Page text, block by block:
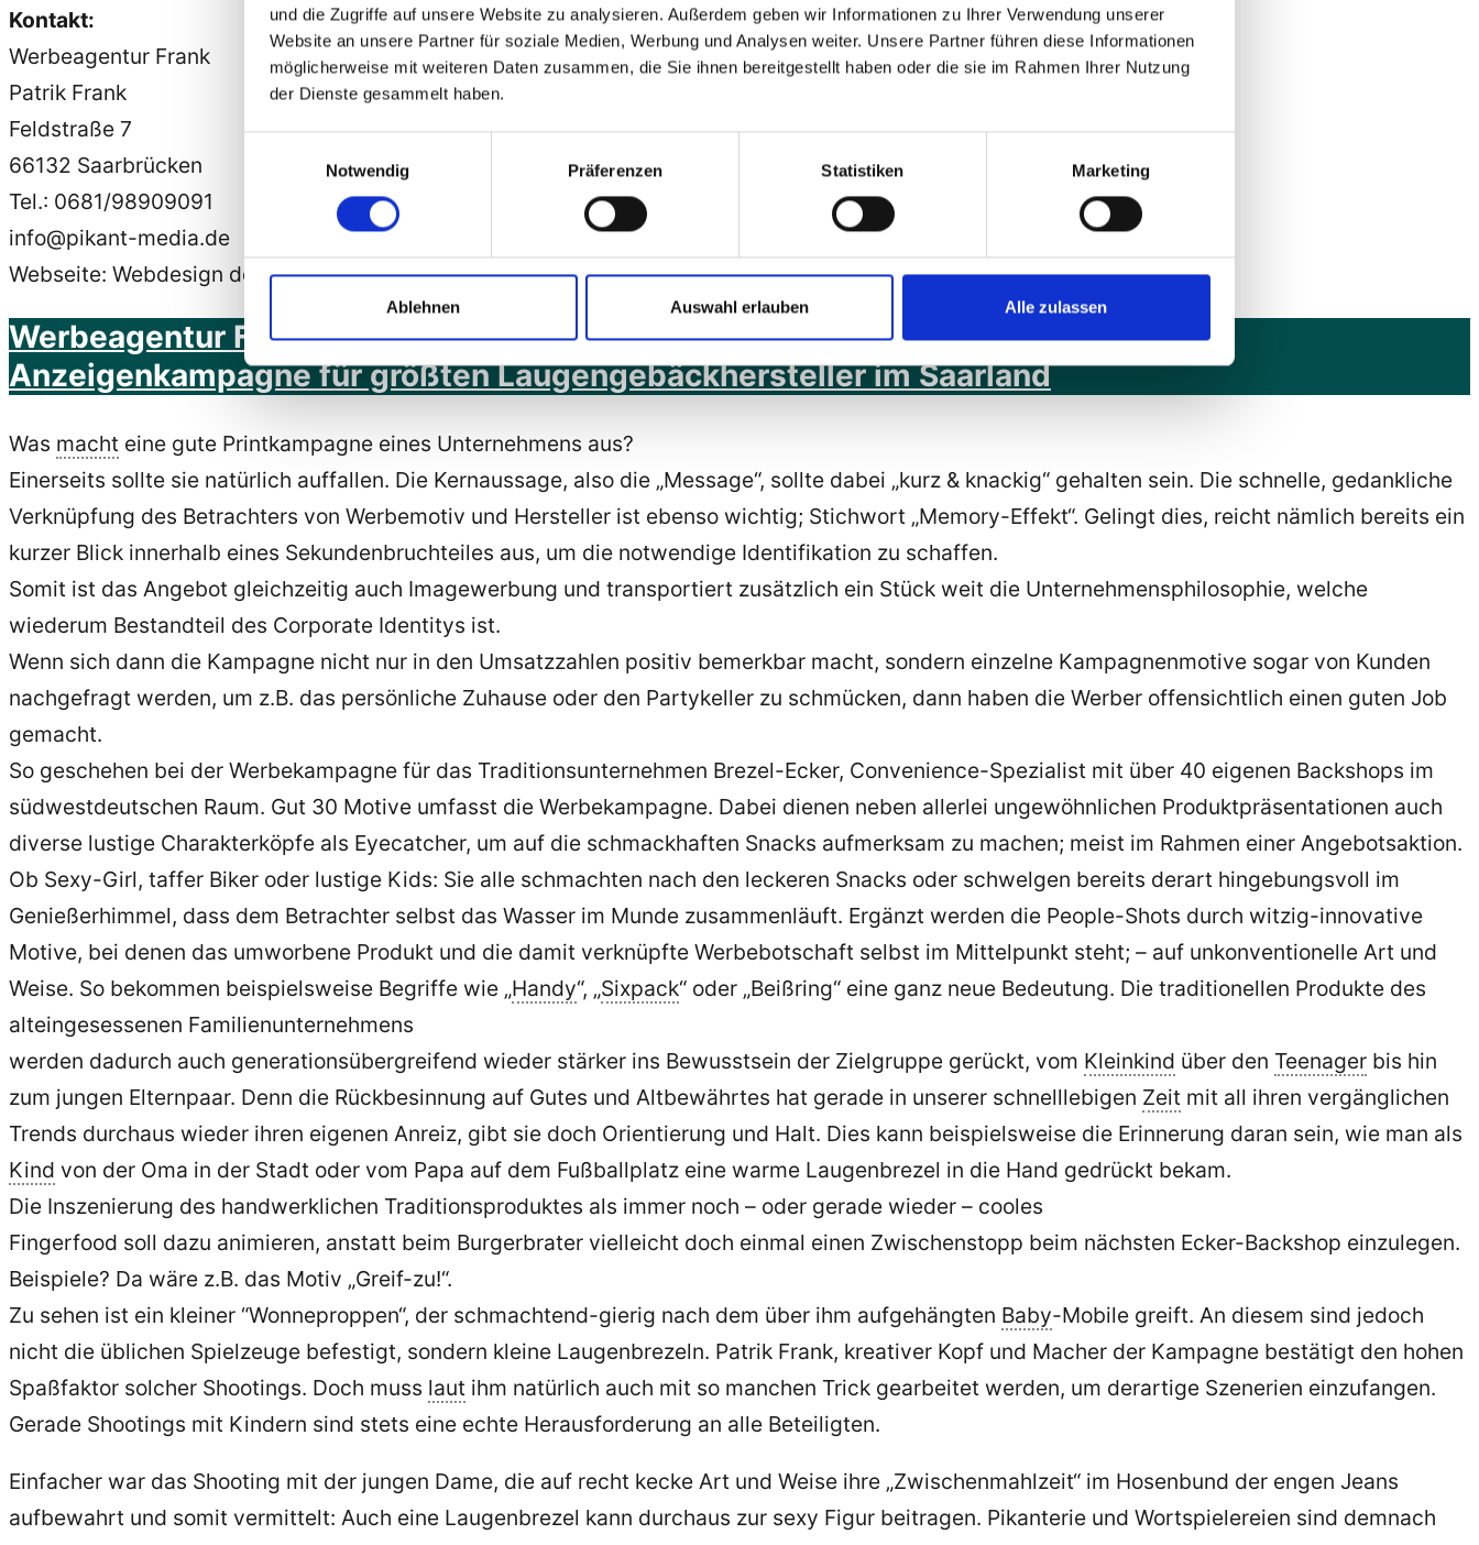
und die Zugriffe auf unsere Website zu analysieren. Außerdem geben wir Informationen zu Ihrer Verwendung unserer
Website an unsere Partner für soziale Medien, Werbung und Analysen weiter. Unsere Partner führen diese Informationen
möglicherweise mit weiteren Daten zusammen, die Sie ihnen bereitgestellt haben oder die sie im Rahmen Ihrer Nutzung
der Dienste gesammelt haben.
Notwendig
Präferenzen Statistiken Marketing
Ablehnen Auswahl erlauben Alle zulassen
Kontakt:
Werbeagentur Frank
Patrik Frank
Feldstraße 7
66132 Saarbrücken
Tel.: 0681/98909091
info@pikant-media.de
Webseite: Webdesign der Werbeagentur Frank aus Saarbrücken im Saarland
Werbeagentur Frank aus Saarbrücken präsentiert auf pikant-media innovative
Anzeigenkampagne für größten Laugengebäckhersteller im Saarland
Was macht eine gute Printkampagne eines Unternehmens aus?
Einerseits sollte sie natürlich auffallen. Die Kernaussage, also die „Message“, sollte dabei „kurz & knackig“ gehalten sein. Die schnelle, gedankliche
Verknüpfung des Betrachters von Werbemotiv und Hersteller ist ebenso wichtig; Stichwort „Memory-Effekt“. Gelingt dies, reicht nämlich bereits ein
kurzer Blick innerhalb eines Sekundenbruchteiles aus, um die notwendige Identifikation zu schaffen.
Somit ist das Angebot gleichzeitig auch Imagewerbung und transportiert zusätzlich ein Stück weit die Unternehmensphilosophie, welche
wiederum Bestandteil des Corporate Identitys ist.
Wenn sich dann die Kampagne nicht nur in den Umsatzzahlen positiv bemerkbar macht, sondern einzelne Kampagnenmotive sogar von Kunden
nachgefragt werden, um z.B. das persönliche Zuhause oder den Partykeller zu schmücken, dann haben die Werber offensichtlich einen guten Job
gemacht.
So geschehen bei der Werbekampagne für das Traditionsunternehmen Brezel-Ecker, Convenience-Spezialist mit über 40 eigenen Backshops im
südwestdeutschen Raum. Gut 30 Motive umfasst die Werbekampagne. Dabei dienen neben allerlei ungewöhnlichen Produktpräsentationen auch
diverse lustige Charakterköpfe als Eyecatcher, um auf die schmackhaften Snacks aufmerksam zu machen; meist im Rahmen einer Angebotsaktion.
Ob Sexy-Girl, taffer Biker oder lustige Kids: Sie alle schmachten nach den leckeren Snacks oder schwelgen bereits derart hingebungsvoll im
Genießerhimmel, dass dem Betrachter selbst das Wasser im Munde zusammenläuft. Ergänzt werden die People-Shots durch witzig-innovative
Motive, bei denen das umworbene Produkt und die damit verknüpfte Werbebotschaft selbst im Mittelpunkt steht; – auf unkonventionelle Art und
Weise. So bekommen beispielsweise Begriffe wie „Handy“, „Sixpack“ oder „Beißring“ eine ganz neue Bedeutung. Die traditionellen Produkte des
alteingesessenen Familienunternehmens
werden dadurch auch generationsübergreifend wieder stärker ins Bewusstsein der Zielgruppe gerückt, vom Kleinkind über den Teenager bis hin
zum jungen Elternpaar. Denn die Rückbesinnung auf Gutes und Altbewährtes hat gerade in unserer schnelllebigen Zeit mit all ihren vergänglichen
Trends durchaus wieder ihren eigenen Anreiz, gibt sie doch Orientierung und Halt. Dies kann beispielsweise die Erinnerung daran sein, wie man als
Kind von der Oma in der Stadt oder vom Papa auf dem Fußballplatz eine warme Laugenbrezel in die Hand gedrückt bekam.
Die Inszenierung des handwerklichen Traditionsproduktes als immer noch – oder gerade wieder – cooles
Fingerfood soll dazu animieren, anstatt beim Burgerbrater vielleicht doch einmal einen Zwischenstopp beim nächsten Ecker-Backshop einzulegen.
Beispiele? Da wäre z.B. das Motiv „Greif-zu!“.
Zu sehen ist ein kleiner “Wonneproppen“, der schmachtend-gierig nach dem über ihm aufgehängten Baby-Mobile greift. An diesem sind jedoch
nicht die üblichen Spielzeuge befestigt, sondern kleine Laugenbrezeln. Patrik Frank, kreativer Kopf und Macher der Kampagne bestätigt den hohen
Spaßfaktor solcher Shootings. Doch muss laut ihm natürlich auch mit so manchen Trick gearbeitet werden, um derartige Szenerien einzufangen.
Gerade Shootings mit Kindern sind stets eine echte Herausforderung an alle Beteiligten.
Einfacher war das Shooting mit der jungen Dame, die auf recht kecke Art und Weise ihre „Zwischenmahlzeit“ im Hosenbund der engen Jeans
aufbewahrt und somit vermittelt: Auch eine Laugenbrezel kann durchaus zur sexy Figur beitragen. Pikanterie und Wortspielereien sind demnach